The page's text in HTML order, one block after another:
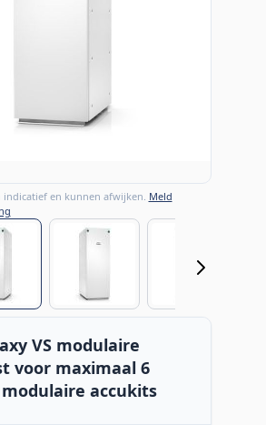
en kunnen afwijken. Meld
View larger imageView larger image
VS modulaire
voor maximaal 6
accukits